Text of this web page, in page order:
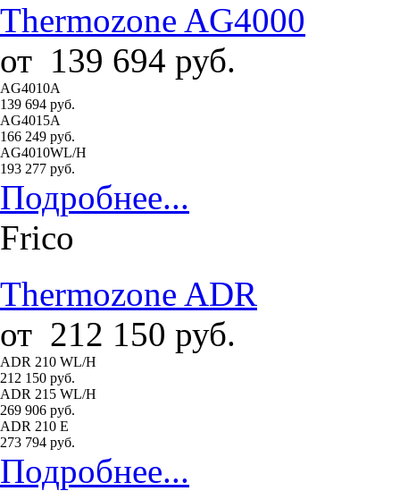
Thermozone AG4000
от 139 694 руб.
AG4010A
139 694 руб.
AG4015A
166 249 руб.
AG4010WL/H
193 277 руб.
Подробнее...
Frico
Thermozone ADR
от 212 150 руб.
ADR 210 WL/H
212 150 руб.
ADR 215 WL/H
269 906 руб.
ADR 210 E
273 794 руб.
Подробнее...